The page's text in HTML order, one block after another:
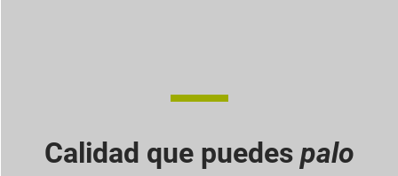
Calidad que puedes palo